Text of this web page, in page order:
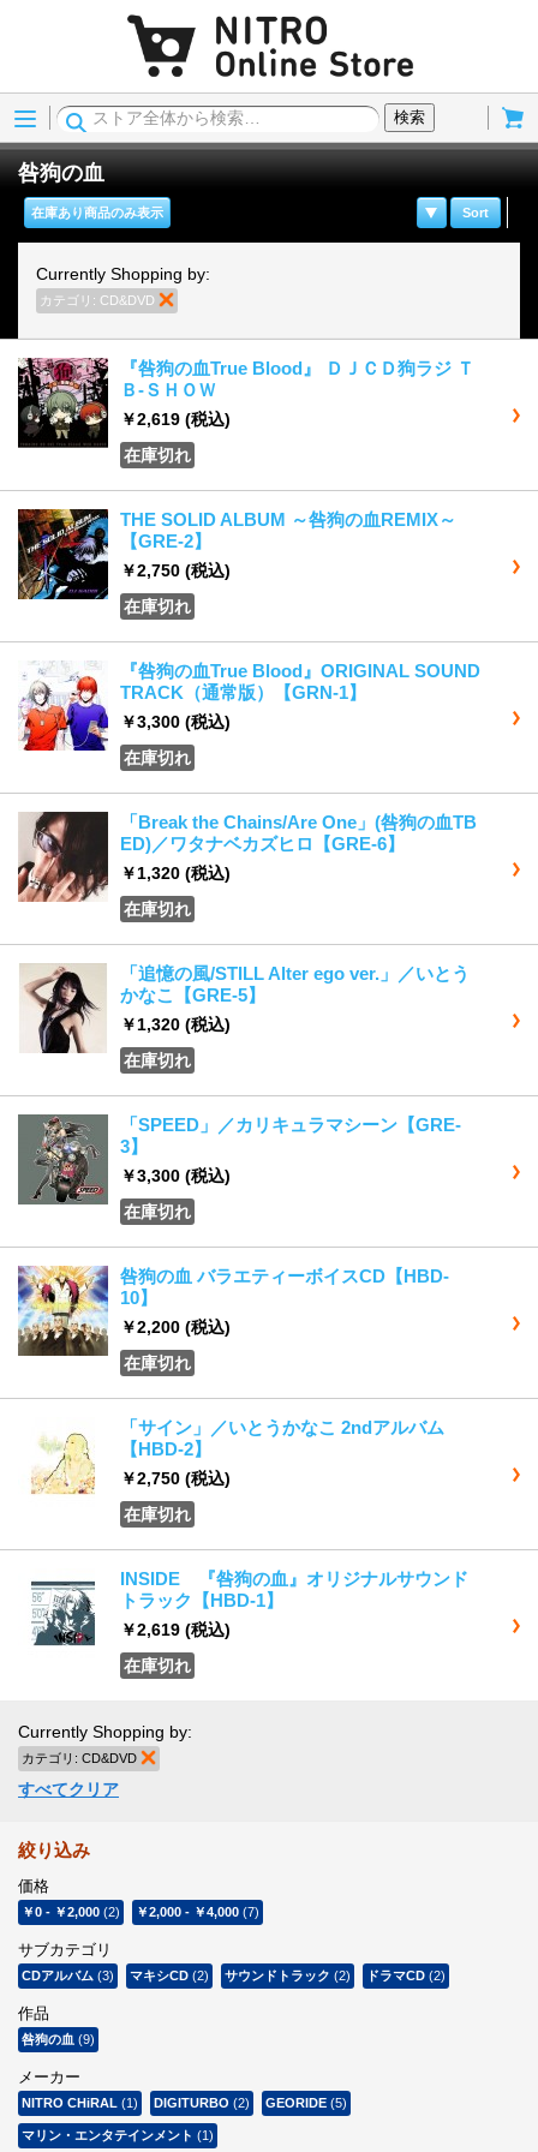
Menu
検索
咎狗の血
Sort
在庫あり商品のみ表示
Currently Shopping by:
カテゴリ: CD&DVD
『咎狗の血True Blood』 ＤＪＣＤ狗ラジ Ｔ
Ｂ-ＳＨＯＷ
￥2,619 (税込)
在庫切れ
THE SOLID ALBUM ～咎狗の血REMIX～
【GRE-2】
￥2,750 (税込)
在庫切れ
『咎狗の血True Blood』ORIGINAL SOUND
TRACK（通常版）【GRN-1】
￥3,300 (税込)
在庫切れ
「Break the Chains/Are One」(咎狗の血TB
ED)／ワタナベカズヒロ【GRE-6】
￥1,320 (税込)
在庫切れ
「追憶の風/STILL Alter ego ver.」／いとう
かなこ【GRE-5】
￥1,320 (税込)
在庫切れ
「SPEED」／カリキュラマシーン【GRE-
3】
￥3,300 (税込)
在庫切れ
咎狗の血 バラエティーボイスCD【HBD-
10】
￥2,200 (税込)
在庫切れ
「サイン」／いとうかなこ 2ndアルバム
【HBD-2】
￥2,750 (税込)
在庫切れ
INSIDE 『咎狗の血』オリジナルサウンド
トラック【HBD-1】
￥2,619 (税込)
在庫切れ
Currently Shopping by:
カテゴリ: CD&DVD
すべてクリア
絞り込み
価格
￥0 - ￥2,000 (2) ￥2,000 - ￥4,000 (7)
サブカテゴリ
CDアルバム (3) マキシCD (2) サウンドトラック (2) ドラマCD (2)
作品
咎狗の血 (9)
メーカー
NITRO CHiRAL (1) DIGITURBO (2) GEORIDE (5)
マリン・エンタテインメント (1)